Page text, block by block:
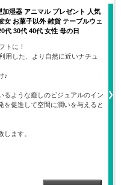
湿器 アニマル プレゼント 人気
女 お菓子以外 雑貨 テーブルウェ
代 30代 40代 女性 母の日
トに！
用した、より自然に近いナチュ
♪
るような癒しのビジュアルのイン
を促進して空間に潤いを与えると
ます。